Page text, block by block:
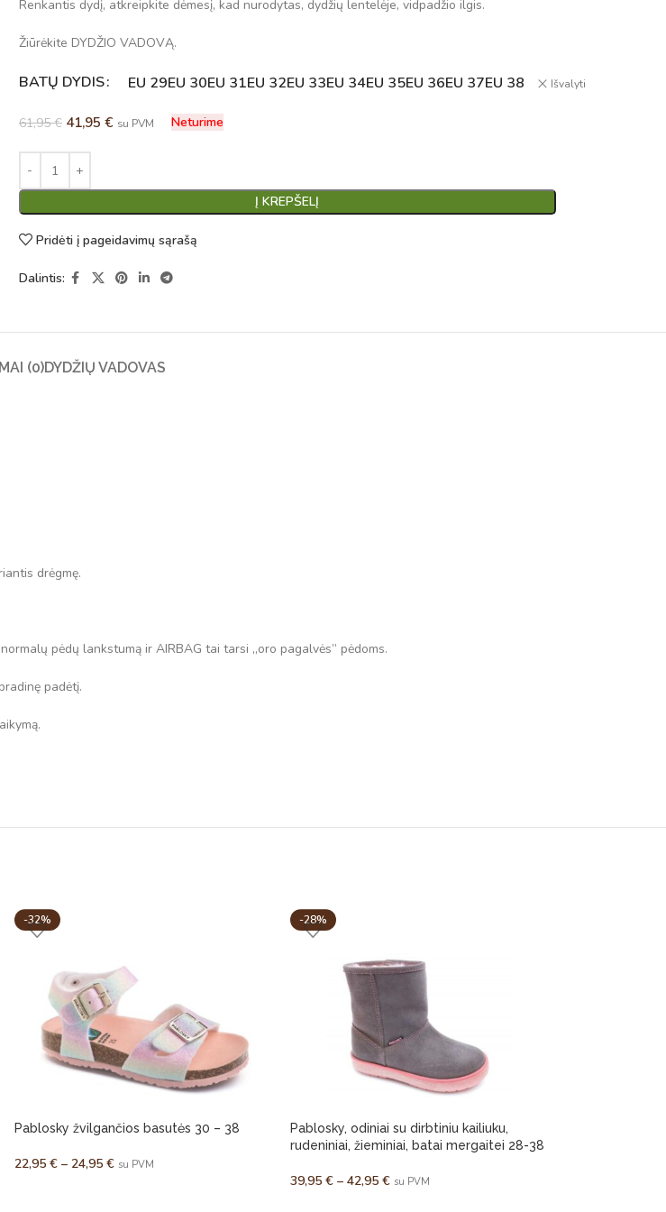
Renkantis dydį, atkreipkite dėmesį, kad nurodytas, dydžių lentelėje, vidpadžio ilgis.
Žiūrėkite DYDŽIO VADOVĄ.
BATŲ DYDIS EU 29EU 30EU 31EU 32EU 33EU 34EU 35EU 36EU 37EU 38 Išvalyti
61,95€ 41,95 € su PVM Neturime
Į KREPŠELĮ
Alternative:
Pridėti į pageidavimų sąrašą
Dalintis:
(0)DYDŽIŲ VADOVAS
drėgmę.
pėdų lankstumą ir AIRBAG tai tarsi „oro pagalvės” pėdoms.
padėtį.
-32%
Pablosky žvilgančios basutės 30 – 38
22,95 € – 24,95 € su PVM
-28%
Pablosky, odiniai su dirbtiniu kailiuku,
rudeniniai, žieminiai, batai mergaitei 28-38
39,95 € – 42,95 € su PVM